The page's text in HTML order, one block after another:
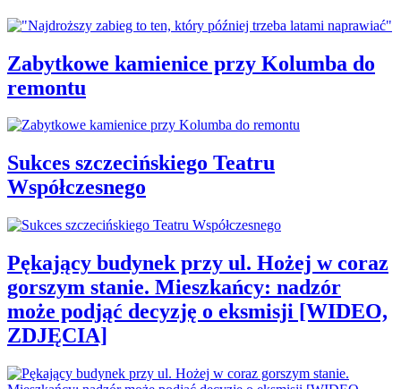
Zabytkowe kamienice przy Kolumba do
remontu
Sukces szczecińskiego Teatru
Współczesnego
Pękający budynek przy ul. Hożej w coraz
gorszym stanie. Mieszkańcy: nadzór
może podjąć decyzję o eksmisji [WIDEO,
ZDJĘCIA]